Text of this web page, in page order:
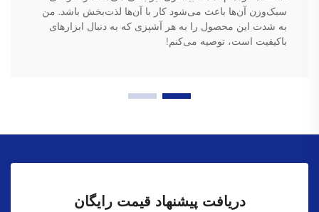
سبک‌وزن آن‌ها باعث می‌شود کار با آن‌ها لذت‌بخش باشد. من
به شدت این محصول را به هر آشپزی که به دنبال ابزارهای
باکیفیت است، توصیه می‌کنم!
دریافت پیشنهاد قیمت رایگان